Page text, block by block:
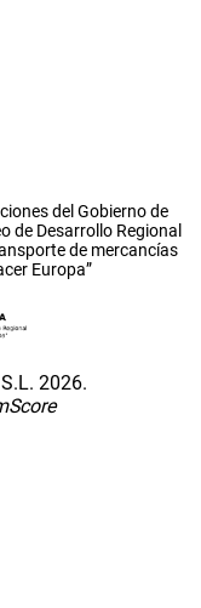
del Gobierno de
de Desarrollo Regional
de mercancías
Europa”
2026.